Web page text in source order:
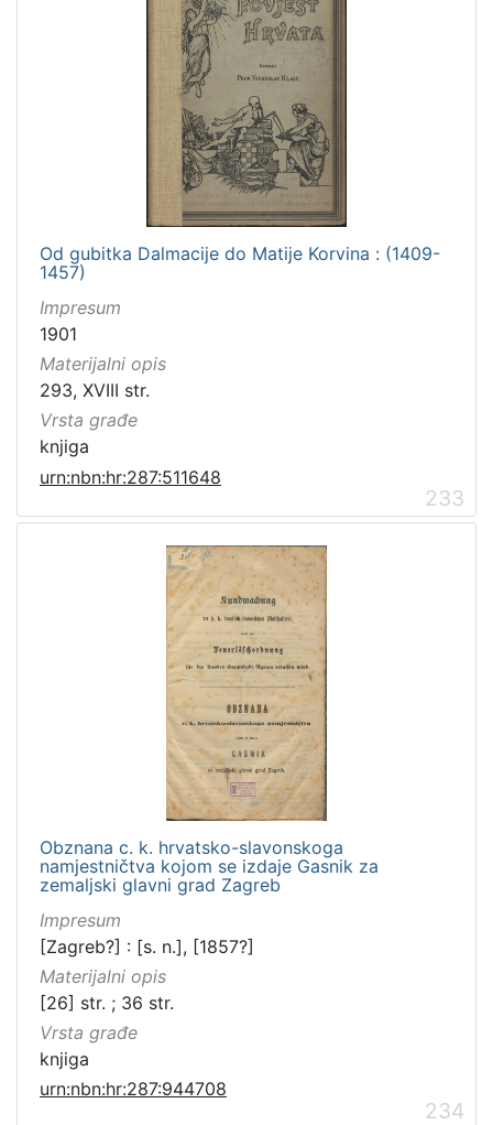
Od gubitka Dalmacije do Matije Korvina : (1409-
1457)
Impresum
1901
Materijalni opis
293, XVIII str.
Vrsta građe
knjiga
urn:nbn:hr:287:511648
233
Obznana c. k. hrvatsko-slavonskoga
namjestničtva kojom se izdaje Gasnik za
zemaljski glavni grad Zagreb
Impresum
[Zagreb?] : [s. n.], [1857?]
Materijalni opis
[26] str. ; 36 str.
Vrsta građe
knjiga
urn:nbn:hr:287:944708
234